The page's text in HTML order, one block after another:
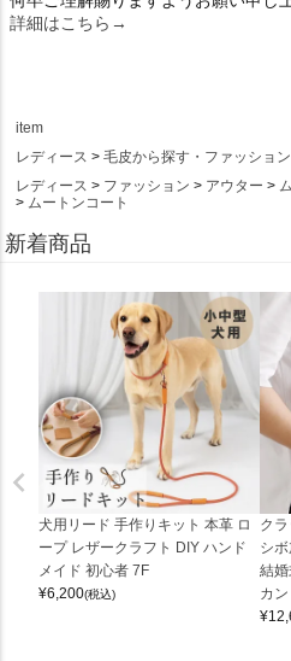
詳細はこちら→
item
レディース
毛皮から探す・ファッション
レディース
ファッション アウター
ムートンコート
新着商品
犬用リード 手作りキット 本革 ロ
ープ レザークラフト DIY ハンド
メイド 初心者 7F
¥6,200(税込)
ク
シ
結
カ
¥